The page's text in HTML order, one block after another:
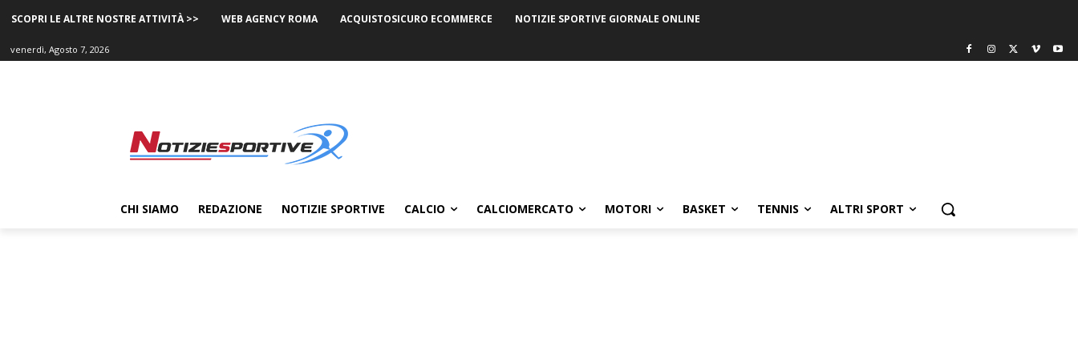
SCOPRI LE ALTRE NOSTRE ATTIVITÀ >> WEB AGENCY ROMA ACQUISTOSICURO ECOMMERCE NOTIZIE SPORTIVE GIORNALE ONLINE
venerdì, Agosto 7, 2026
CHI SIAMO REDAZIONE NOTIZIE SPORTIVE CALCIO CALCIOMERCATO MOTORI BASKET TENNIS ALTRI SPORT